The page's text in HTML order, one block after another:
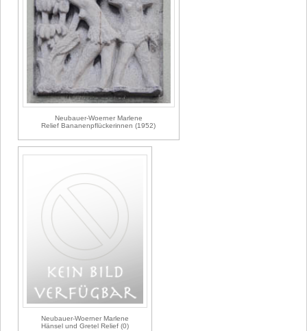
Neubauer-Woerner Marlene
Relief Bananenpflückerinnen (1952)
Neubauer-Woerner Marlene
Hänsel und Gretel Relief (0)